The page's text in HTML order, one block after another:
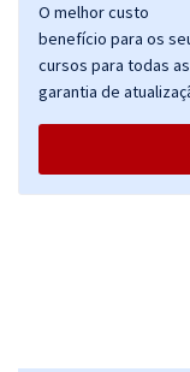
O melhor custo
benefício para os
cursos para todas
garantia de